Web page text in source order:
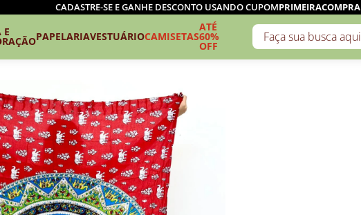
CADASTRE-SE E GANHE DESCONTO USANDO CUPOMPRIMEIRACOMPRA
E PAPELARIAVESTUÁRIOCAMISETAS
ATÉ
60%
OFF